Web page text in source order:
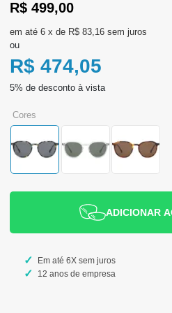
Registre-
se
R$ 499,00
6 x de R$ 83,16 sem juros
ou
R$ 474,05
cores
ADICIONAR
Em até 6X sem juros
12 anos de empresa